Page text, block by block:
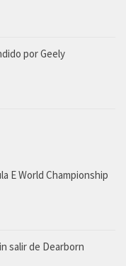
por Geely
E World Championship
salir de Dearborn